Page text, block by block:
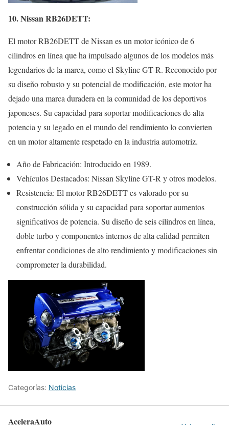
10. Nissan RB26DETT:
El motor RB26DETT de Nissan es un motor icónico de 6
cilindros en línea que ha impulsado algunos de los modelos más
legendarios de la marca, como el Skyline GT-R. Reconocido por
su diseño robusto y su potencial de modificación, este motor ha
dejado una marca duradera en la comunidad de los deportivos
japoneses. Su capacidad para soportar modificaciones de alta
potencia y su legado en el mundo del rendimiento lo convierten
en un motor altamente respetado en la industria automotriz.
Año de Fabricación: Introducido en 1989.
Vehículos Destacados: Nissan Skyline GT-R y otros modelos.
Resistencia: El motor RB26DETT es valorado por su
construcción sólida y su capacidad para soportar aumentos
significativos de potencia. Su diseño de seis cilindros en línea,
doble turbo y componentes internos de alta calidad permiten
enfrentar condiciones de alto rendimiento y modificaciones sin
comprometer la durabilidad.
Categorías: Noticias
AceleraAuto